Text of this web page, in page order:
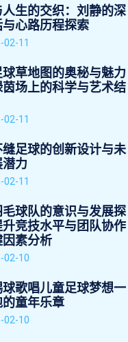
生的交织：刘静的深
与心路历程探索
02-11
草地图的奥秘与魅力
场上的科学与艺术结
02-11
足球的创新设计与未
力
02-11
毛球队的意识与发展探
竞技水平与团队协作
因素分析
02-10
歌唱儿童足球梦想一
童年乐章
02-10